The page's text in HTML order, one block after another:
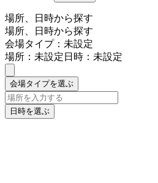
場所、日時から探す
場所、日時から探す
会場タイプ：未設定
場所：未設定日時：未設定
会場タイプを選ぶ
日時を選ぶ